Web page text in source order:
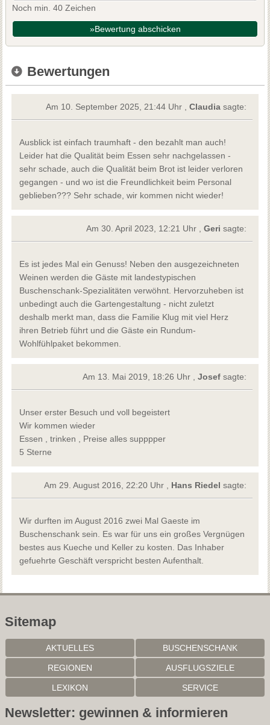
Noch min. 40 Zeichen
»Bewertung abschicken
Bewertungen
Am 10. September 2025, 21:44 Uhr ,Claudia sagte:
Ausblick ist einfach traumhaft - den bezahlt man auch!
Leider hat die Qualität beim Essen sehr nachgelassen -
sehr schade, auch die Qualität beim Brot ist leider verloren
gegangen - und wo ist die Freundlichkeit beim Personal
geblieben??? Sehr schade, wir kommen nicht wieder!
Am 30. April 2023, 12:21 Uhr ,Geri sagte:
Es ist jedes Mal ein Genuss! Neben den ausgezeichneten
Weinen werden die Gäste mit landestypischen
Buschenschank-Spezialitäten verwöhnt. Hervorzuheben ist
unbedingt auch die Gartengestaltung - nicht zuletzt
deshalb merkt man, dass die Familie Klug mit viel Herz
ihren Betrieb führt und die Gäste ein Rundum-
Wohlfühlpaket bekommen.
Am 13. Mai 2019, 18:26 Uhr ,Josef sagte:
Unser erster Besuch und voll begeistert
Wir kommen wieder
Essen , trinken , Preise alles supppper
5 Sterne
Am 29. August 2016, 22:20 Uhr , Hans Riedel sagte:
Wir durften im August 2016 zwei Mal Gaeste im
Buschenschank sein. Es war für uns ein großes Vergnügen
bestes aus Kueche und Keller zu kosten. Das Inhaber
gefuehrte Geschäft verspricht besten Aufenthalt.
Sitemap
AKTUELLES BUSCHENSCHANK
REGIONEN AUSFLUGSZIELE
LEXIKON SERVICE
Newsletter: gewinnen & informieren